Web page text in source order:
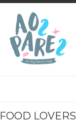
FOOD LOVERS